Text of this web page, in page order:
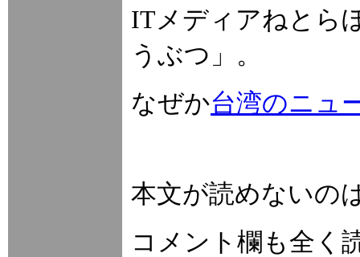
ITメディアねとら
うぶつ」。
なぜか台湾のニュ
本文が読めないの
コメント欄も全く